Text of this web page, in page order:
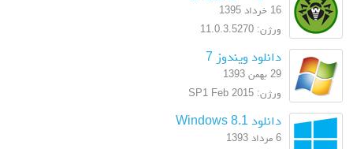
16 خرداد 1395
ورژن: 11.0.3.5270
دانلود ویندوز 7
29 بهمن 1393
ورژن: SP1 Feb 2015
دانلود Windows 8.1
6 مرداد 1393